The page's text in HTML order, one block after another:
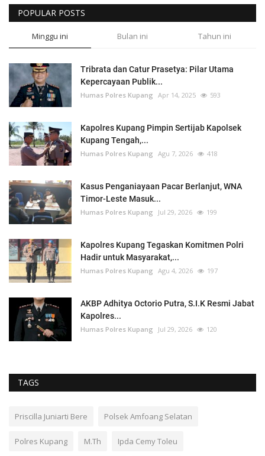
POPULAR POSTS
Minggu ini Bulan ini Tahun ini
Tribrata dan Catur Prasetya: Pilar Utama
Kepercayaan Publik...
Humas Polres Kupang Apr 14, 2025 593
Kapolres Kupang Pimpin Sertijab Kapolsek
Kupang Tengah,...
Humas Polres Kupang Agu 7, 2026 418
Kasus Penganiayaan Pacar Berlanjut, WNA
Timor-Leste Masuk...
Humas Polres Kupang Jul 29, 2026 199
Kapolres Kupang Tegaskan Komitmen Polri
Hadir untuk Masyarakat,...
Humas Polres Kupang Agu 4, 2026 197
AKBP Adhitya Octorio Putra, S.I.K Resmi Jabat
Kapolres...
Humas Polres Kupang Jul 29, 2026 120
TAGS
Priscilla Juniarti Bere Polsek Amfoang Selatan
Polres Kupang M.Th Ipda Cemy Toleu